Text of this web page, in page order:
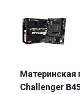
Материнская
Challenger